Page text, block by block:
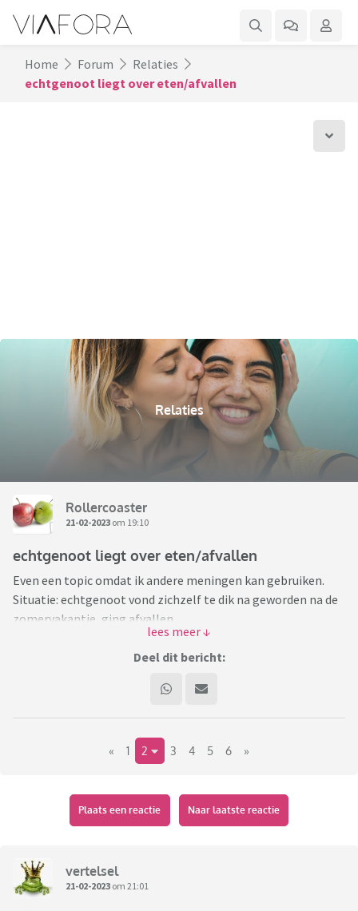
Home Forum
Relaties
echtgenoot liegt over eten/afvallen
Relaties
Rollercoaster
21-02-2023 om 19:10
echtgenoot liegt over eten/afvallen
Even een topic omdat ik andere meningen kan gebruiken.
Situatie: echtgenoot vond zichzelf te dik na geworden na de
zomervakantie, ging afvallen.
Na oud en nieuw tipte ik hem dat hij best wel weer was
aangekomen, zag hij zelf ook, ging er weer op letten. Daarna
Afgelopen zaterdag moest ik iets betalen met zijn
creditcard en logde ik in op zij bankzaken ( we hebben ieders
een eigen rekening en een gezamenlijke)
Hierdoor keek ik stiekem ook op zijn eigen rekening, had ik
Maar goed, toen zag ik dat hij minstens 2x per week fors eten
haalt bij de supermarkt. Waaronder nog afgelopen vrijdag
toen we samen broodjes hadden gehaald voor de lunch, we
is hij blijkbaar naar de supermarkt gegaan om nog meer te
eten.
Deel dit bericht:
« 1 2 3 4 5 6 »
Plaats een reactie Naar laatste reactie
vertelsel
21-02-2023 om 21:01